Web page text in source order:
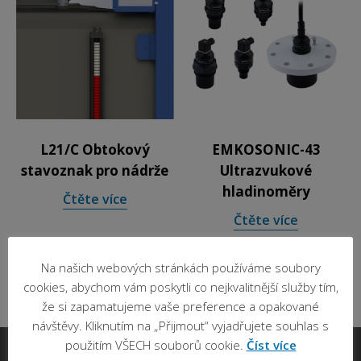
L21/C Obtokový
stavoznak pro nádrže
Čtěte více
EMKOSONIC-43
Ultrazvukové
hladinoměry
Čtěte více
Na našich webových stránkách používáme soubory
cookies, abychom vám poskytli co nejkvalitnější služby tím,
že si zapamatujeme vaše preference a opakované
návštěvy. Kliknutím na „Přijmout“ vyjadřujete souhlas s
použitím VŠECH souborů cookie. Číst více